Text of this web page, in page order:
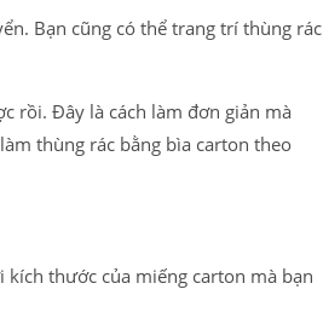
Bạn cũng có thể trang trí thùng rác
rồi. Đây là cách làm đơn giản mà
thùng rác bằng bìa carton theo
thước của miếng carton mà bạn